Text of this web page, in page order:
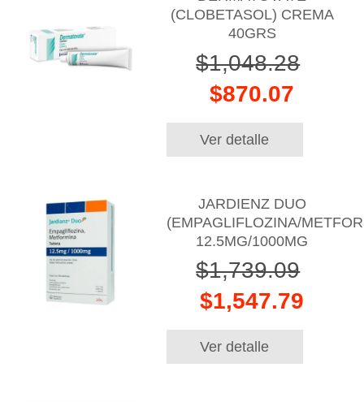
(CLOBETASOL) CREMA
40GRS
$1,048.28
$870.07
Ver detalle
JARDIENZ DUO
(EMPAGLIFLOZINA/
12.5MG/1000MG
$1,739.09
$1,547.79
Ver detalle